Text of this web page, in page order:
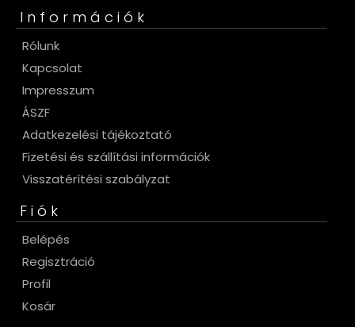
Információk
Rólunk
Kapcsolat
Impresszum
ÁSZF
Adatkezelési tájékoztató
Fizetési és szállítási információk
Visszatérítési szabályzat
Fiók
Belépés
Regisztráció
Profil
Kosár